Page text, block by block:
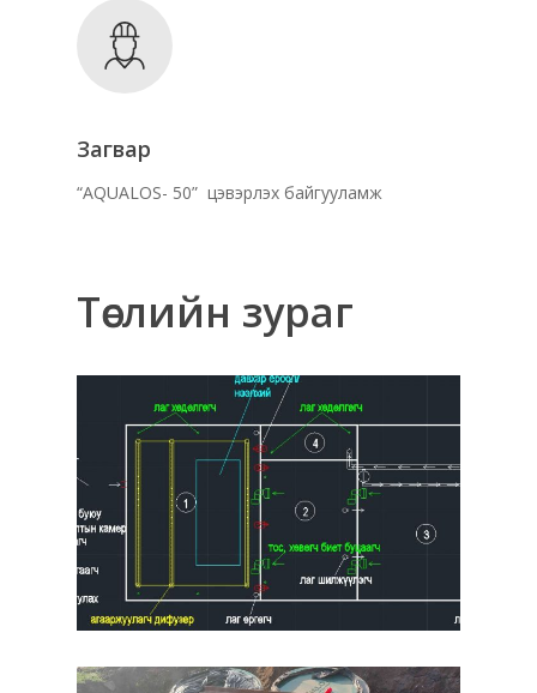
Загвар
“AQUALOS- 50” цэвэрлэх байгууламж
Төслийн зураг